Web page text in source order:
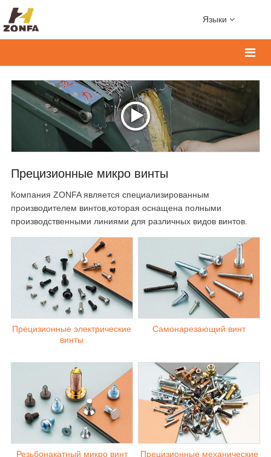
Языки
Прецизионные микро винты
Компания ZONFA является специализированным
производителем винтов,которая оснащена полными
производственными линиями для различных видов винтов.
Прецизионные электрические
винты
Самонарезающий винт
Резьбонакатный микро винт
Прецизионные механические